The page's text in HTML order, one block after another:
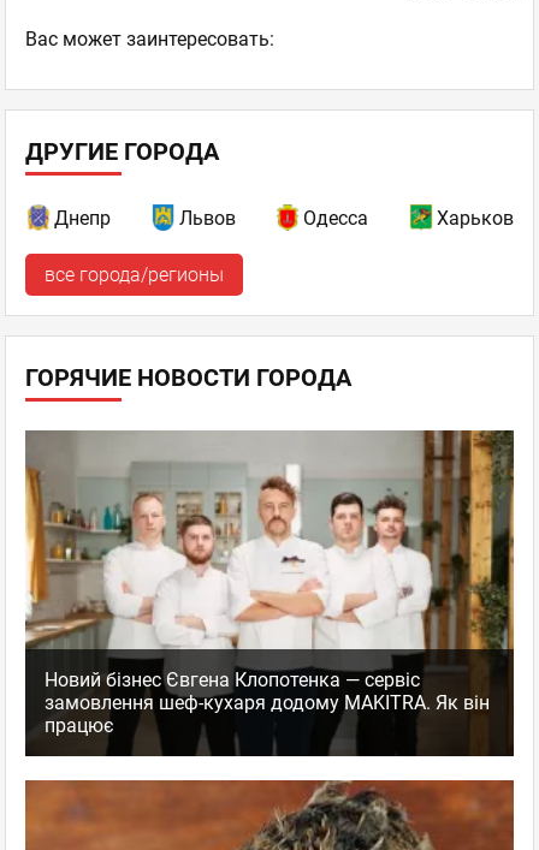
Ваc может заинтересовать:
ДРУГИЕ ГОРОДА
Днепр Львов Одесса Харьков
все города/регионы
ГОРЯЧИЕ НОВОСТИ ГОРОДА
Новий бізнес Євгена Клопотенка — сервіс
замовлення шеф-кухаря додому MAKITRA. Як він
працює